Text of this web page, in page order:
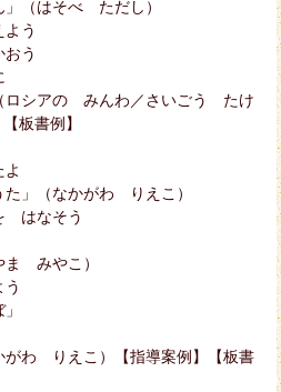
（はそべ ただし）
う
う
シアの みんわ／さいごう たけ
板書例】
」（なかがわ りえこ）
はなそう
みやこ）
わ りえこ）【指導案例】【板書